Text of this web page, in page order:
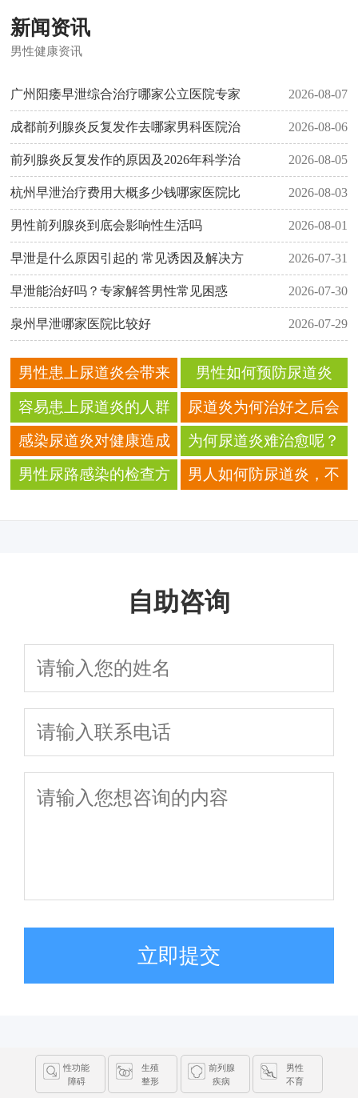
新闻资讯
男性健康资讯
广州阳痿早泄综合治疗哪家公立医院专家 2026-08-07
成都前列腺炎反复发作去哪家男科医院治 2026-08-06
前列腺炎反复发作的原因及2026年科学治 2026-08-05
杭州早泄治疗费用大概多少钱哪家医院比 2026-08-03
男性前列腺炎到底会影响性生活吗 2026-08-01
早泄是什么原因引起的 常见诱因及解决方 2026-07-31
早泄能治好吗？专家解答男性常见困惑 2026-07-30
泉州早泄哪家医院比较好 2026-07-29
男性患上尿道炎会带来
哪些危害呢？
男性如何预防尿道炎
呢？
容易患上尿道炎的人群
是哪些呢？
尿道炎为何治好之后会
出现复发？
感染尿道炎对健康造成
什么影响？
为何尿道炎难治愈呢？
男性尿路感染的检查方
男人如何防尿道炎，不
自助咨询
立即提交
性功能
障碍
生殖
整形
前列腺
疾病
男性
不育